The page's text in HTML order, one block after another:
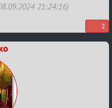
21:24:16)
2